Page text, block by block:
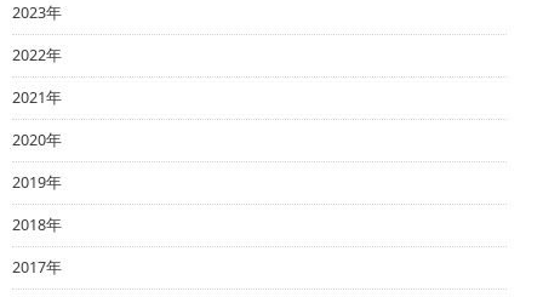
2023年
2022年
2021年
2020年
2019年
2018年
2017年